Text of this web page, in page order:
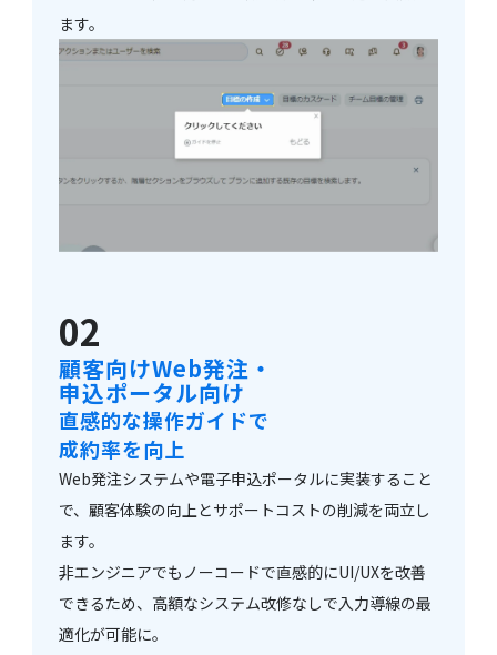
ます。
02
顧客向けWeb発注・
申込ポータル向け
直感的な操作ガイドで
成約率を向上
Web発注システムや電子申込ポータルに実装すること
で、顧客体験の向上とサポートコストの削減を両立し
ます。
非エンジニアでもノーコードで直感的にUI/UXを改善
できるため、高額なシステム改修なしで入力導線の最
適化が可能に。